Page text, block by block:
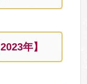
年】